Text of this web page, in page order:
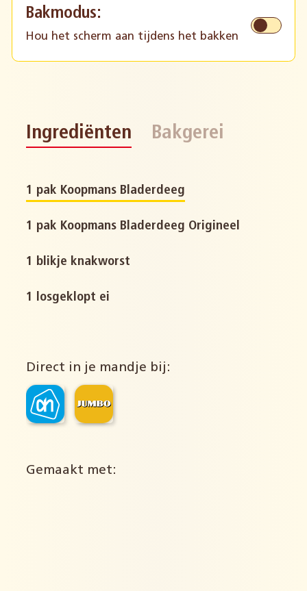
Bakmodus:
Hou het scherm aan tijdens het bakken
Ingrediënten Bakgerei
1 pak Koopmans Bladerdeeg
1 pak Koopmans Bladerdeeg Origineel
1 blikje knakworst
1 losgeklopt ei
Direct in je mandje bij:
Gemaakt met: